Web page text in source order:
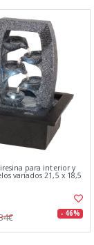
para interior y
variados 21,5 x 18,5
- 46%